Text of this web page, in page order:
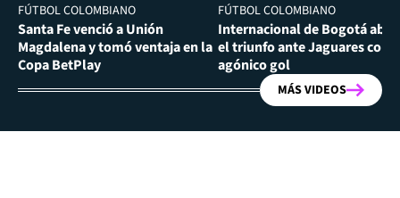
FÚTBOL COLOMBIANO
Santa Fe venció a Unión
Magdalena y tomó ventaja en la
Copa BetPlay
FÚTBOL COLOMBIANO
Internacional de Bogotá
el triunfo ante Jaguares con
agónico gol
MÁS VIDEOS